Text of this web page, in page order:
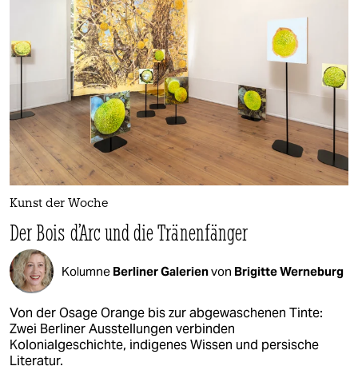
Kunst der Woche
Der Bois d’Arc und die Tränenfänger
Kolumne Berliner Galerienvon Brigitte Werneburg
Von der Osage Orange bis zur abgewaschenen Tinte:
Zwei Berliner Ausstellungen verbinden
Kolonialgeschichte, indigenes Wissen und persische
Literatur.